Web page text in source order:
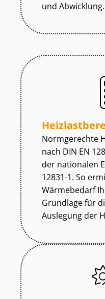
und Abwicklung.
Normgerechte
nach DIN EN
der nationalen
12831-1. So
Wärmebedarf
Grundlage für
Auslegung der